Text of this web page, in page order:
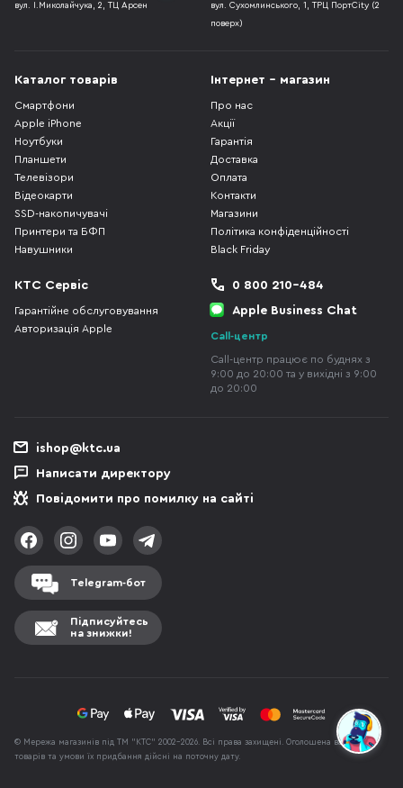
вул. І.Миколайчука, 2, ТЦ Арсен
вул. Сухомлинського, 1, ТРЦ ПортCity (2
поверх)
Каталог товарів
Смартфони
Apple iPhone
Ноутбуки
Планшети
Телевізори
Відеокарти
SSD-накопичувачі
Принтери та БФП
Навушники
Інтернет - магазин
Про нас
Акції
Гарантія
Доставка
Оплата
Контакти
Магазини
Політика конфіденційності
Black Friday
КТС Сервіс
Гарантійне обслуговування
Авторизація Apple
0 800 210-484
Apple Business Chat
Call-центр
Call-центр працює по буднях з
9:00 до 20:00 та у вихідні з 9:00
до 20:00
ishop@ktc.ua
Написати директору
Повідомити про помилку на сайті
Telegram-бот
Підписуйтесь
на знижки!
© Мережа магазинів під ТМ "КТС" 2002-2026. Всі права захищені. Оголошена вартість
товарів та умови їх придбання дійсні на поточну дату.